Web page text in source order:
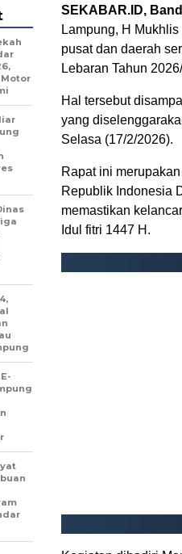
SEKABAR.ID,
Lampung, H
pusat dan daerah
Lebaran Tahun
Hal tersebut
yang
Selasa (17/2/2026).
Rapat ini
Republik Indonesia
memastikan
Idul fitri 1447 H.
Motor